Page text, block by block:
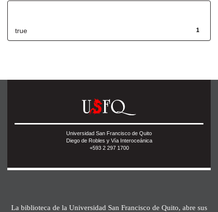
1
true
Universidad San Francisco de Quito
Diego de Robles y Vía Interoceánica
+593 2 297 1700
La biblioteca de la Universidad San Francisco de Quito, abre sus